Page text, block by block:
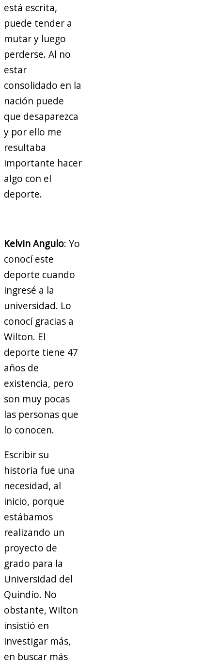
está escrita,
puede tender a
mutar y luego
perderse. Al no
estar
consolidado en la
nación puede
que desaparezca
y por ello me
resultaba
importante hacer
algo con el
deporte.
Kelvin Angulo: Yo
conocí este
deporte cuando
ingresé a la
universidad. Lo
conocí gracias a
Wilton. El
deporte tiene 47
años de
existencia, pero
son muy pocas
las personas que
lo conocen.
Escribir su
historia fue una
necesidad, al
inicio, porque
estábamos
realizando un
proyecto de
grado para la
Universidad del
Quindío. No
obstante, Wilton
insistió en
investigar más,
en buscar más